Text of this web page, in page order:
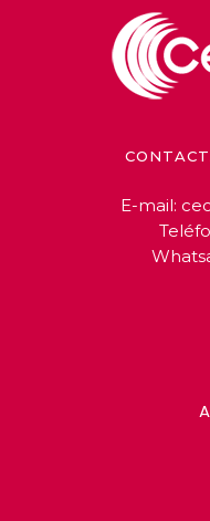
E-mail: